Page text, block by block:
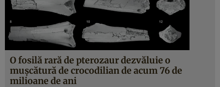
O fosilă rară de pterozaur dezvăluie o
mușcătură de crocodilian de acum 76 de
milioane de ani